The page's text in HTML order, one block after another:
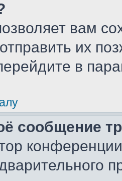
вам
их
в
сообщение